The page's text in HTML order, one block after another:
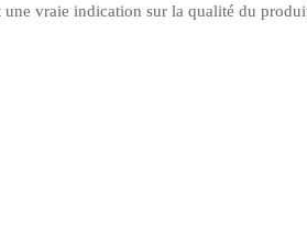
vraie indication sur la qualité du